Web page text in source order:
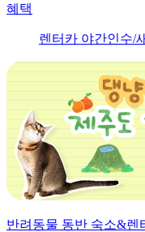
혜택
렌터카 야간인수/
반려동물 동반 숙소&렌